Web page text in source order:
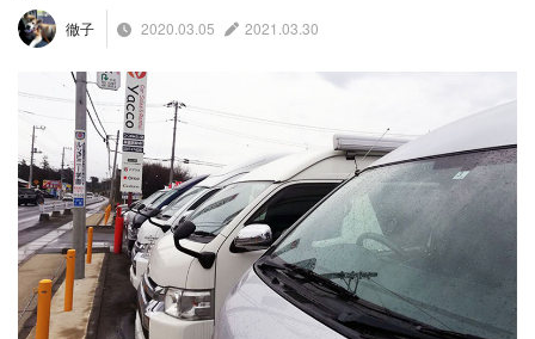
徹子 2020.03.05 2021.03.30